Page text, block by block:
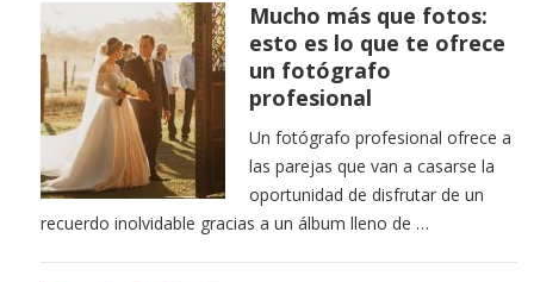
Mucho más que fotos:
esto es lo que te ofrece
un fotógrafo
profesional
Un fotógrafo profesional ofrece a
las parejas que van a casarse la
oportunidad de disfrutar de un
recuerdo inolvidable gracias a un álbum lleno de …